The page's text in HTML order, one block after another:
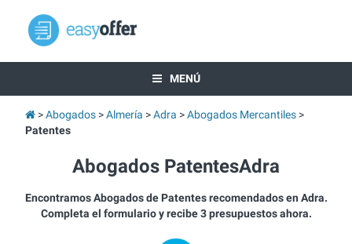
MENÚ
Abogados Almería Adra
Abogados Mercantiles
Patentes
Abogados PatentesAdra
Encontramos Abogados de Patentes recomendados en Adra.
Completa el formulario y recibe 3 presupuestos ahora.